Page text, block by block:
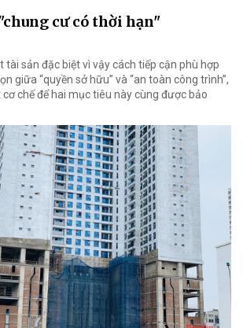
cư có thời hạn"
tài sản đặc biệt vì vậy cách tiếp cận phù hợp
giữa “quyền sở hữu” và “an toàn công trình”,
chế để hai mục tiêu này cùng được bảo